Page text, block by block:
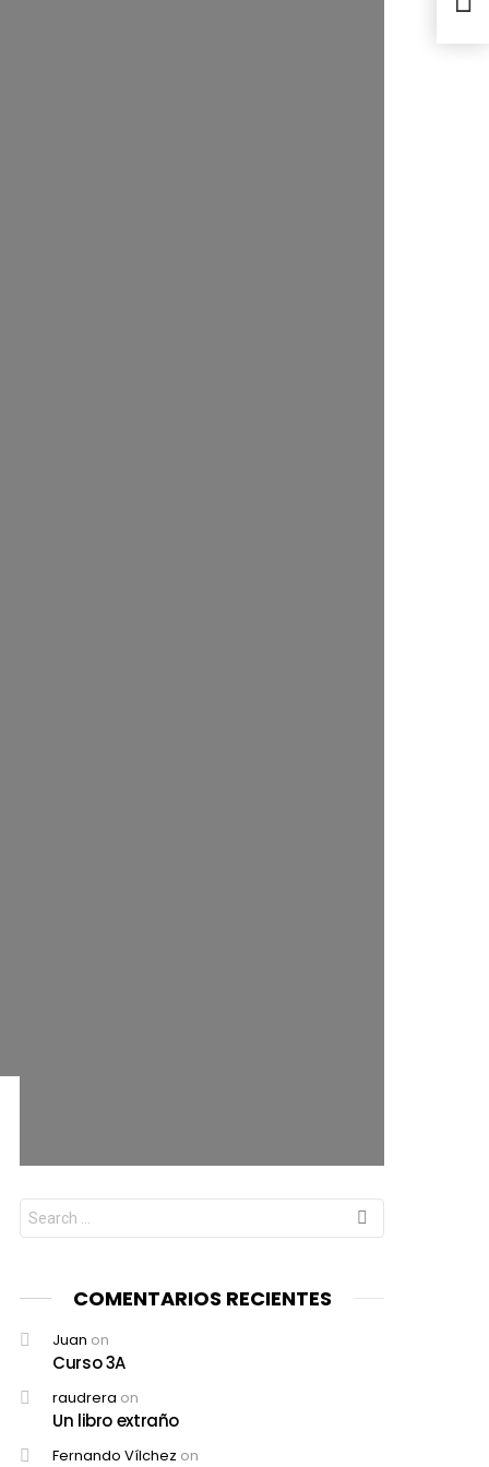
Search
for:
COMENTARIOS RECIENTES
Juan on
Curso 3A
raudrera on
Un libro extraño
Fernando Vílchez on